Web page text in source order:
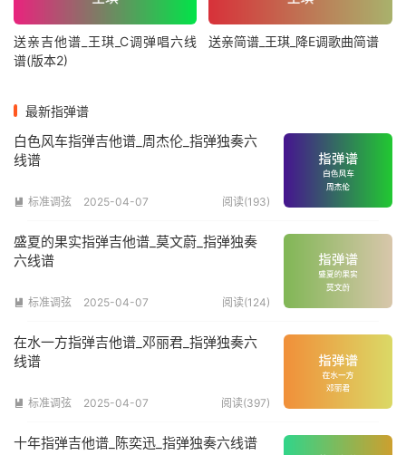
送亲吉他谱_王琪_C调弹唱六线
谱(版本2)
送亲简谱_王琪_降E调歌曲简谱
最新指弹谱
白色风车指弹吉他谱_周杰伦_指弹独奏六
线谱
 标准调弦 2025-04-07 阅读(193)
盛夏的果实指弹吉他谱_莫文蔚_指弹独奏
六线谱
 标准调弦 2025-04-07 阅读(124)
在水一方指弹吉他谱_邓丽君_指弹独奏六
线谱
 标准调弦 2025-04-07 阅读(397)
十年指弹吉他谱_陈奕迅_指弹独奏六线谱